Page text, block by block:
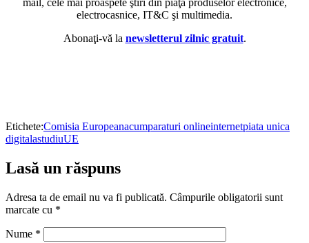
mail, cele mai proaspete ştiri din piaţa produselor electronice,
electrocasnice, IT&C şi multimedia.
Abonaţi-vă la newsletterul zilnic gratuit.
Etichete:Comisia Europeanacumparaturi onlineinternetpiata unica
digitalastudiuUE
Lasă un răspuns
Adresa ta de email nu va fi publicată. Câmpurile obligatorii sunt
marcate cu *
Nume *